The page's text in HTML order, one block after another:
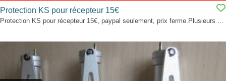
Protection KS pour récepteur 15€
Protection KS pour récepteur 15€, paypal seulement, prix ferme.Plusieurs dispo au besoin.Pas de réponses aux marchandages.